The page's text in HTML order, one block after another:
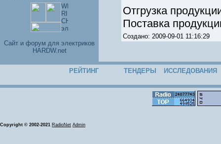
Cайт и форум для электриков
HARDW.net
Отгрузка
Поставка
Создано: 2009-09-01 11:16:29
РЕЙТИНГ ТЕНДЕРЫ ИССЛЕДОВАНИЯ
Copyright © 2002-2021 RadioNet Admin